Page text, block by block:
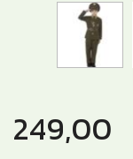
249,00